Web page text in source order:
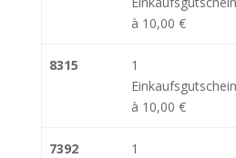
à 10,00 €
8315
1
Einkaufsgutschein
à 10,00 €
7392
1